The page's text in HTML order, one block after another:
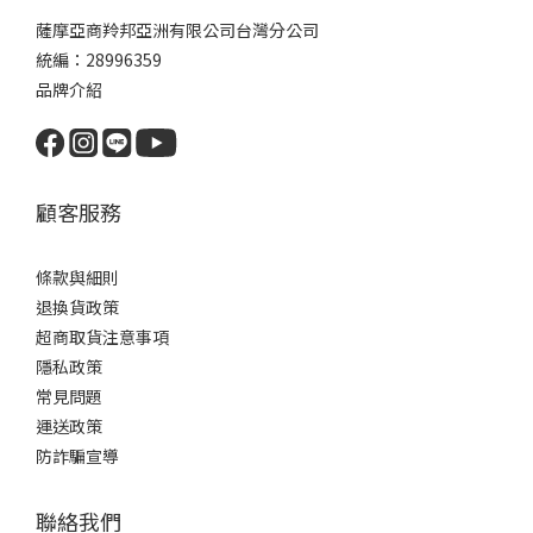
薩摩亞商羚邦亞洲有限公司台灣分公司
統編：28996359
品牌介紹
顧客服務
條款與細則
退換貨政策
超商取貨注意事項
隱私政策
常見問題
運送政策
防詐騙宣導
聯絡我們